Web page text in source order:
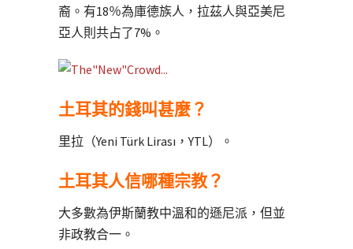
裔。有18％為庫德族人，拉茲人與亞美尼
亞人則共占了7%。
土耳其的錢叫甚麼？
里拉（Yeni Türk Lirası，YTL）。
土耳其人信哪種宗教？
大多數為伊斯蘭教中溫和的遜尼派，但並
非政教合一。